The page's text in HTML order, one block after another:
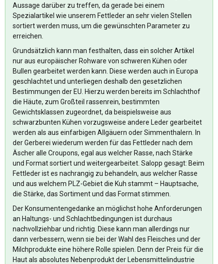
Aussage darüber zu treffen, da gerade bei einem
Spezialartikel wie unserem Fettleder an sehr vielen Stellen
sortiert werden muss, um die gewünschten Parameter zu
erreichen.
Grundsätzlich kann man festhalten, dass ein solcher Artikel
nur aus europäischer Rohware von schweren Kühen oder
Bullen gearbeitet werden kann. Diese werden auch in Europa
geschlachtet und unterliegen deshalb den gesetzlichen
Bestimmungen der EU. Hierzu werden bereits im Schlachthof
die Häute, zum Großteil rassenrein, bestimmten
Gewichtsklassen zugeordnet, da beispielsweise aus
schwarzbunten Kühen vorzugsweise andere Leder gearbeitet
werden als aus einfarbigen Allgäuern oder Simmenthalern. In
der Gerberei wiederum werden für das Fettleder nach dem
Äscher alle Croupons, egal aus welcher Rasse, nach Stärke
und Format sortiert und weitergearbeitet. Salopp gesagt: Beim
Fettleder ist es nachrangig zu behandeln, aus welcher Rasse
und aus welchem PLZ-Gebiet die Kuh stammt – Hauptsache,
die Stärke, das Sortiment und das Format stimmen.
Der Konsumentengedanke an möglichst hohe Anforderungen
an Haltungs- und Schlachtbedingungen ist durchaus
nachvollziehbar und richtig. Diese kann man allerdings nur
dann verbessern, wenn sie bei der Wahl des Fleisches und der
Milchprodukte eine höhere Rolle spielen. Denn der Preis für die
Haut als absolutes Nebenprodukt der Lebensmittelindustrie